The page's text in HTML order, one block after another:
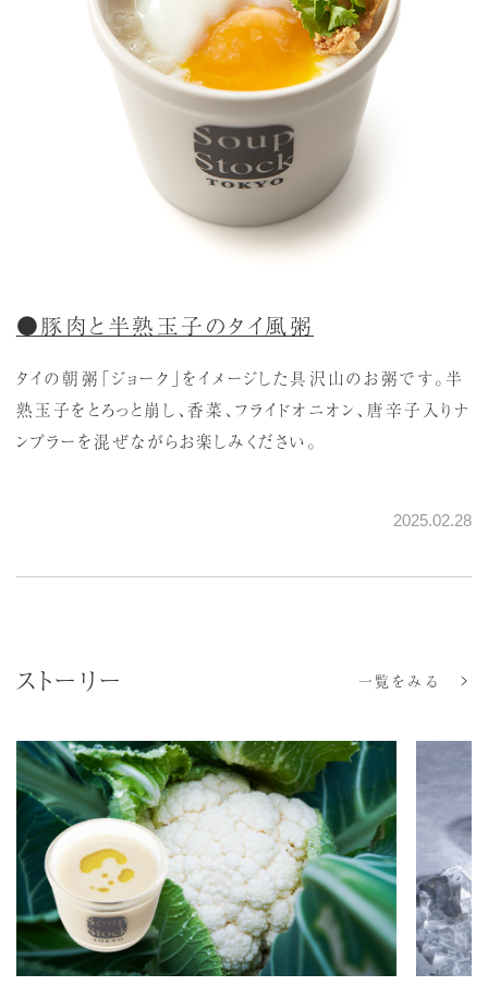
●豚肉と半熟玉子のタイ風粥
タイの朝粥「ジョーク」をイメージした具沢山のお粥です。半
熟玉子をとろっと崩し、香菜、フライドオニオン、唐辛子入りナ
ンプラーを混ぜながらお楽しみください。
2025.02.28
ストーリー 一覧をみる